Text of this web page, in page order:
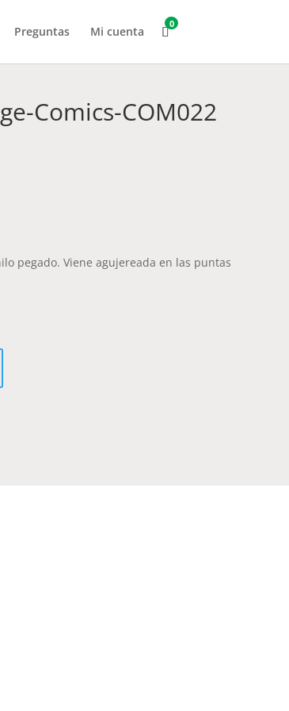
Preguntas Mi cuenta
0
Comics-COM022
pegado. Viene agujereada en las puntas